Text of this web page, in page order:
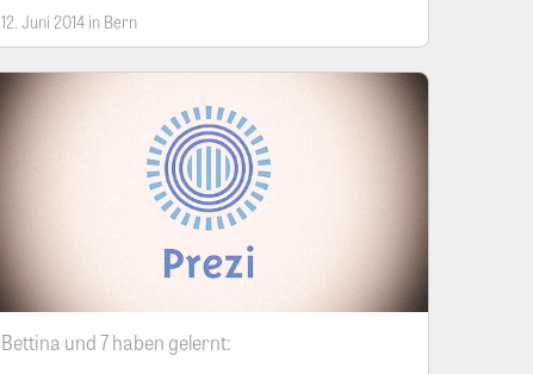
12. Juni 2014 in Bern
Bettina und 7 haben gelernt: